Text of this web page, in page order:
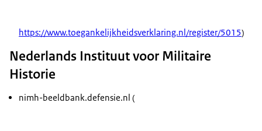
https://www.toegankelijkheidsverklaring.nl/register/5015)
Nederlands Instituut voor Militaire
Historie
nimh-beeldbank.defensie.nl (